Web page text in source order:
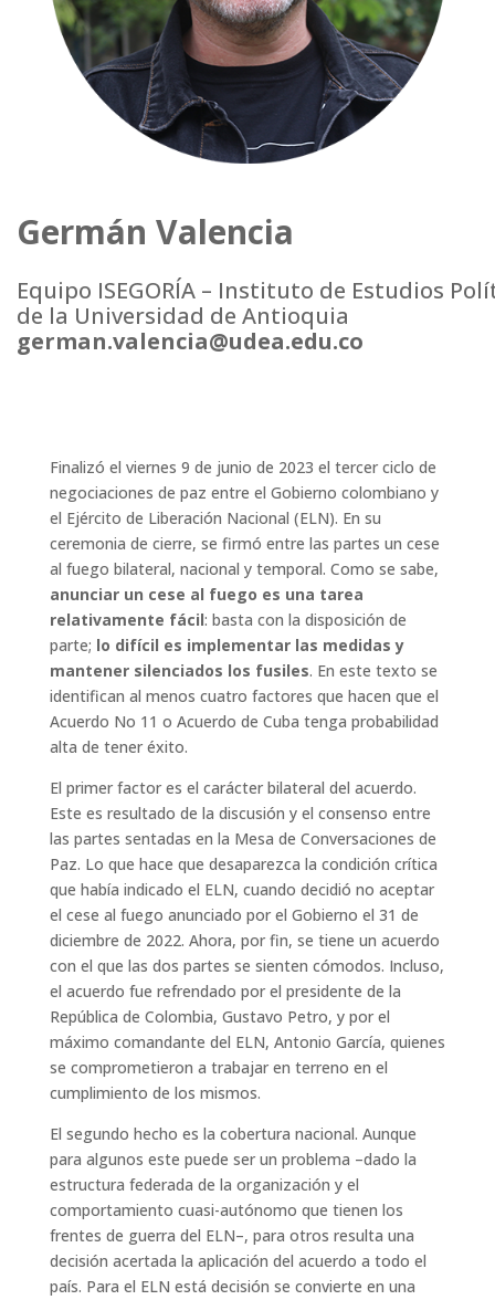
Germán Valencia
Equipo ISEGORÍA – Instituto de Estudios
de la Universidad de Antioquia
german.valencia@udea.edu.co
Finalizó el viernes 9 de junio de 2023 el tercer ciclo de
negociaciones de paz entre el Gobierno colombiano y
el Ejército de Liberación Nacional (ELN). En su
ceremonia de cierre, se firmó entre las partes un cese
al fuego bilateral, nacional y temporal. Como se sabe,
anunciar un cese al fuego es una tarea
relativamente fácil: basta con la disposición de
parte; lo difícil es implementar las medidas y
mantener silenciados los fusiles. En este texto se
identifican al menos cuatro factores que hacen que el
Acuerdo No 11 o Acuerdo de Cuba tenga probabilidad
alta de tener éxito.
El primer factor es el carácter bilateral del acuerdo.
Este es resultado de la discusión y el consenso entre
las partes sentadas en la Mesa de Conversaciones de
Paz. Lo que hace que desaparezca la condición crítica
que había indicado el ELN, cuando decidió no aceptar
el cese al fuego anunciado por el Gobierno el 31 de
diciembre de 2022. Ahora, por fin, se tiene un acuerdo
con el que las dos partes se sienten cómodos. Incluso,
el acuerdo fue refrendado por el presidente de la
República de Colombia, Gustavo Petro, y por el
máximo comandante del ELN, Antonio García, quienes
se comprometieron a trabajar en terreno en el
cumplimiento de los mismos.
El segundo hecho es la cobertura nacional. Aunque
para algunos este puede ser un problema –dado la
estructura federada de la organización y el
comportamiento cuasi-autónomo que tienen los
frentes de guerra del ELN–, para otros resulta una
decisión acertada la aplicación del acuerdo a todo el
país. Para el ELN está decisión se convierte en una